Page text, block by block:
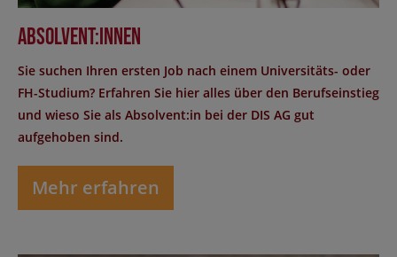
Absolvent:innen
Sie suchen Ihren ersten Job nach einem Universitäts- oder
FH-Studium? Erfahren Sie hier alles über den Berufseinstieg
und wieso Sie als Absolvent:in bei der DIS AG gut
aufgehoben sind.
Mehr erfahren